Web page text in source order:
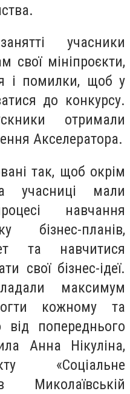
учасники
свої мініпроєкти,
і помилки, щоб у
до конкурсу.
отримали
Акселератора.
так, щоб окрім
учасниці мали
навчання
бізнес-планів,
та навчитися
свої бізнес-ідеї.
максимум
кожному та
попереднього
Анна Нікуліна,
«Соціальне
Миколаївській